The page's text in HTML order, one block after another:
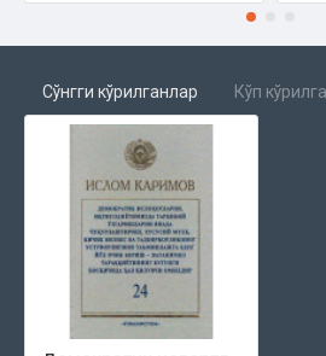
Сўнгги кўрилганлар Кўп